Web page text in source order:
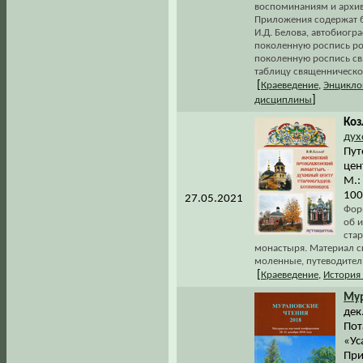
воспоминаниям и
Приложения содержат
И.Д. Белова,
поколенную роспись
поколенную роспись
таблицу
Краеведение
дисциплины
27.05.2021
М.:
об
монастыря. Материал
моленные,
Краеведение История